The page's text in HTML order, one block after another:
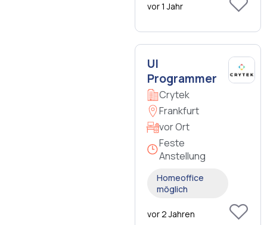
vor 1 Jahr
UI
Programmer
Crytek
Frankfurt
vor Ort
Feste
Anstellung
Homeoffice
möglich
vor 2 Jahren